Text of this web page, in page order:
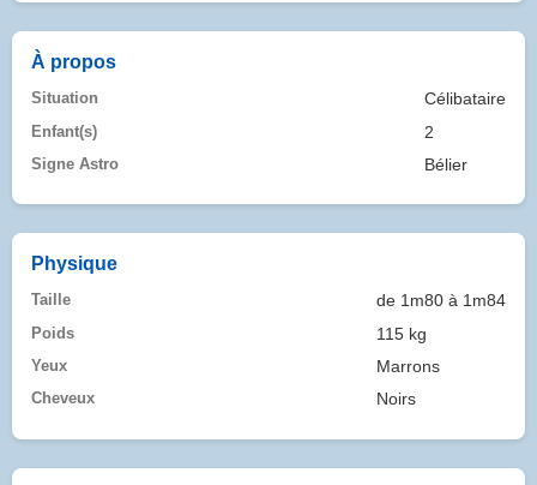
À propos
Situation Célibataire
Enfant(s) 2
Signe Astro Bélier
Physique
Taille de 1m80 à 1m84
Poids 115 kg
Yeux Marrons
Cheveux Noirs